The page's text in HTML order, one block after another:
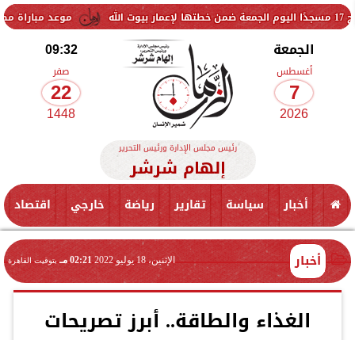
موعد مباراة مصر وإسبانيا في
الجمعة
أغسطس
7
2026
09:32
صفر
22
1448
رئيس مجلس الإدارة ورئيس التحرير
إلهام شرشر
أخبار سياسة تقارير رياضة خارجي اقتصاد
أخبار الإثنين، 18 يوليو 2022 02:21 مـ بتوقيت القاهرة
الغذاء والطاقة.. أبرز تصريحات